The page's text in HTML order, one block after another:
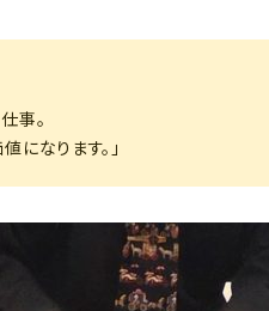
事。
になります。」